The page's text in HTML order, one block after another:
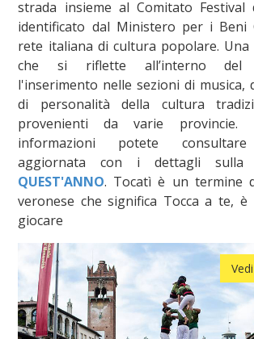
strada insieme al Comitato Festival
identificato dal Ministero per i Beni
rete italiana di cultura popolare. Una
che si riflette all’interno del
l'inserimento nelle sezioni di musica,
di personalità della cultura
provenienti da varie provincie.
informazioni potete
aggiornata con i dettagli sulla
QUEST'ANNO. Tocatì è un termine
veronese che significa Tocca a te,
giocare